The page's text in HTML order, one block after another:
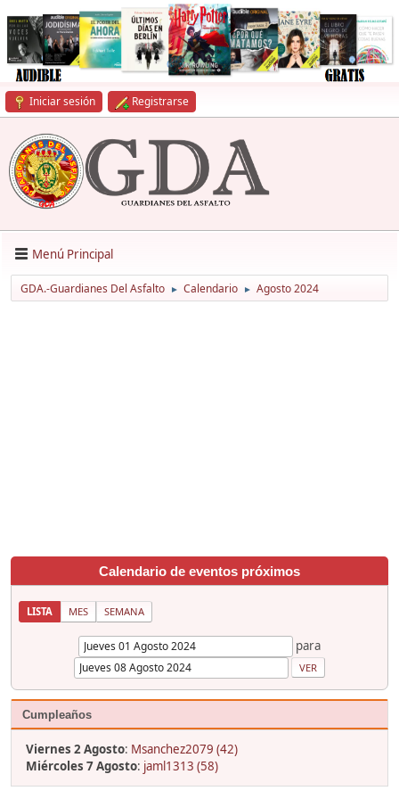
Iniciar sesión Registrarse
Menú Principal
GDA.-Guardianes Del Asfalto ► Calendario ► Agosto 2024
Calendario de eventos próximos
LISTA MES SEMANA
para
Cumpleaños
Viernes 2 Agosto: Msanchez2079 (42)
Miércoles 7 Agosto: jaml1313 (58)